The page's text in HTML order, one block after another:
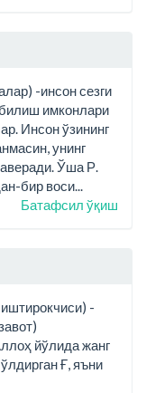
-инсон сезги
имконлари
Инсон ўзининг
унинг
Ўша Р.
бир воси...
Батафсил ўқиш
-
йўлида жанг
Ғ, яъни